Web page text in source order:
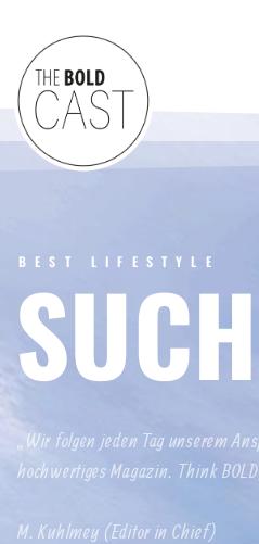
BEST LIFESTYLE
„Wir folgen jeden Tag unserem
hochwertiges Magazin. Think
M. Kuhlmey (Editor in Chief)